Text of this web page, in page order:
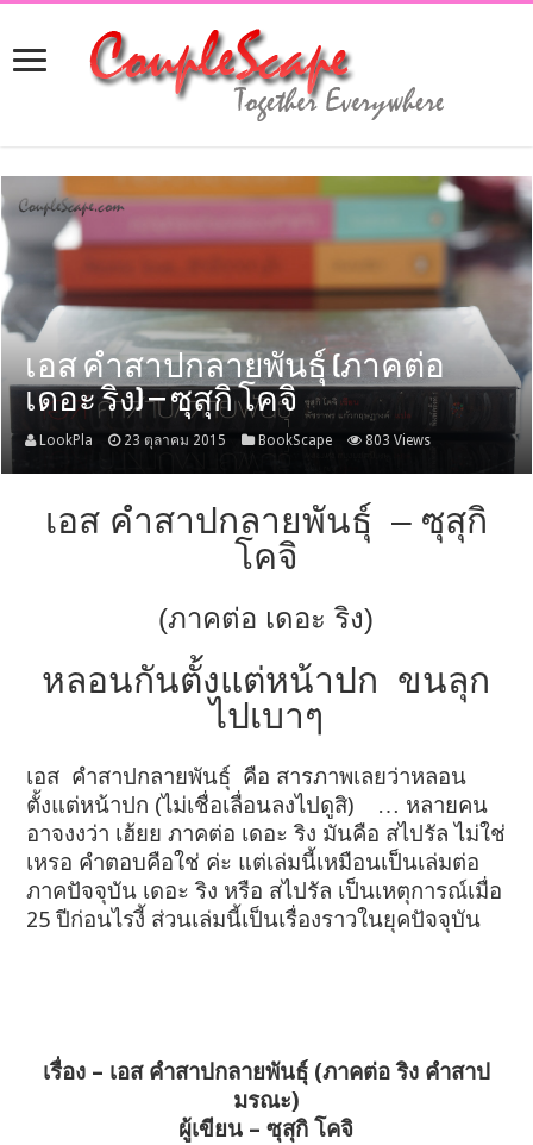
เอส คำสาปกลายพันธุ์ (ภาคต่อ
เดอะ ริง) – ซุสุกิ โคจิ
LookPla 23 ตุลาคม 2015 BookScape 803 Views
เอส คำสาปกลายพันธุ์ – ซุสุกิ
โคจิ
(ภาคต่อ เดอะ ริง)
หลอนกันตั้งแต่หน้าปก ขนลุก
ไปเบาๆ
เอส คำสาปกลายพันธุ์ คือ สารภาพเลยว่าหลอน
ตั้งแต่หน้าปก (ไม่เชื่อเลื่อนลงไปดูสิ) … หลายคน
อาจงงว่า เฮ้ยย ภาคต่อ เดอะ ริง มันคือ สไปรัล ไม่ใช่
เหรอ คำตอบคือใช่ ค่ะ แต่เล่มนี้เหมือนเป็นเล่มต่อ
ภาคปัจจุบัน เดอะ ริง หรือ สไปรัล เป็นเหตุการณ์เมื่อ
25 ปีก่อนไรงี้ ส่วนเล่มนี้เป็นเรื่องราวในยุคปัจจุบัน
เรื่อง – เอส คำสาปกลายพันธุ์ (ภาคต่อ ริง คำสาป
มรณะ)
ผู้เขียน – ซุสุกิ โคจิ